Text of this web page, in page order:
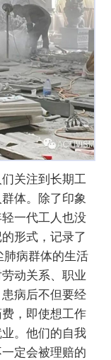
关注到长期工
体。除了印象
一代工人也没
形式，记录了
病群体的生活
动关系、职业
病后不但要经
，即使想工作
。他们的自我
定会被理赔的